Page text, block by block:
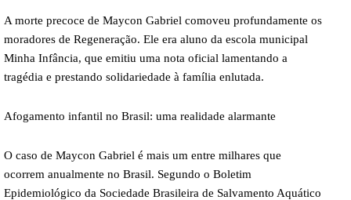
A morte precoce de Maycon Gabriel comoveu profundamente os
moradores de Regeneração. Ele era aluno da escola municipal
Minha Infância, que emitiu uma nota oficial lamentando a
tragédia e prestando solidariedade à família enlutada.
Afogamento infantil no Brasil: uma realidade alarmante
O caso de Maycon Gabriel é mais um entre milhares que
ocorrem anualmente no Brasil. Segundo o Boletim
Epidemiológico da Sociedade Brasileira de Salvamento Aquático